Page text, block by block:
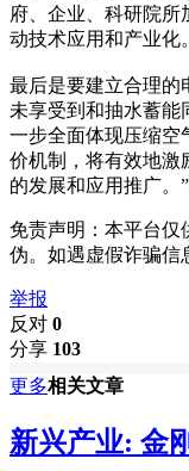
府、企业、科研院所
动技术应用和产业化。
最后是要建立合理的
未享受到和抽水蓄能
一步全面体现压缩空
价机制，将有效地激
的发展和应用推广。
免责声明：本平台仅
伪。如遇虚假诈骗信
举报
反对 0
分享 103
更多相关文章
新兴产业: 金